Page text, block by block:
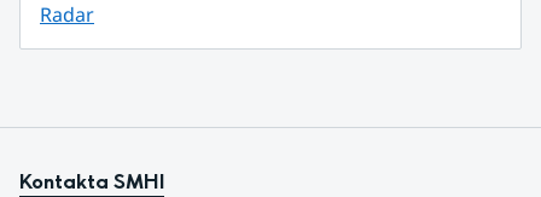
Radar
Kontakta SMHI